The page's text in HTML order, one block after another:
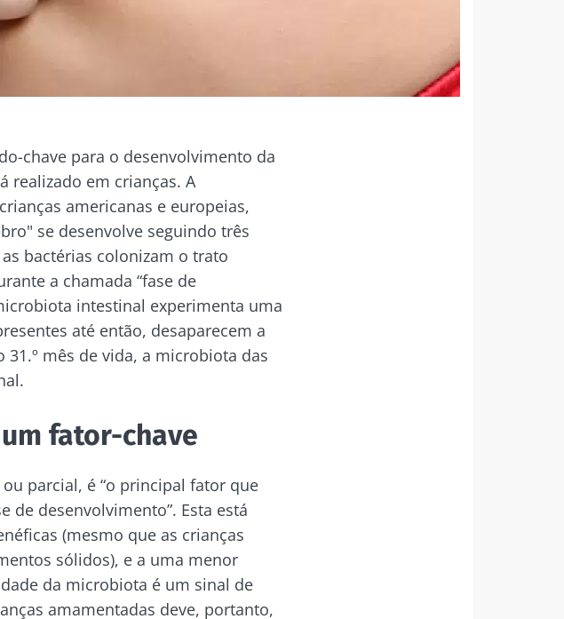
chave para o desenvolvimento da
realizado em crianças. A
americanas e europeias,
se desenvolve seguindo três
bactérias colonizam o trato
a chamada “fase de
intestinal experimenta uma
até então, desaparecem a
mês de vida, a microbiota das
fator-chave
parcial, é “o principal fator que
de desenvolvimento”. Esta está
(mesmo que as crianças
sólidos), e a uma menor
da microbiota é um sinal de
amamentadas deve, portanto,
Essential" uma vez por mês
sobre a microbiota.